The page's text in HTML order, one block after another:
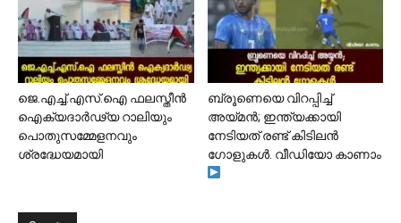
ജെ.എച്ച്.എസ്.ഐ ഫലസ്തീൻ
ഐക്യദാർഢ്യ റാലിയും
പൊതുസമ്മേളനവും
ശ്രദ്ധേയമായി
ബ്രൂണെയെ വിറപ്പിച്ച്
അയ്മൻ; ഇന്ത്യക്കായി
നേടിയത് രണ്ട് കിടിലൻ
ഗോളുകൾ. വീഡിയോ കാണാം